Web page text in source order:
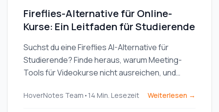
Fireflies-Alternative für Online-
Kurse: Ein Leitfaden für Studierende
Suchst du eine Fireflies AI-Alternative für
Studierende? Finde heraus, warum Meeting-
Tools für Videokurse nicht ausreichen, und
fürs Lernen entwickelt wurde.
HoverNotes Team • 14 Min. Lesezeit Weiterlesen →